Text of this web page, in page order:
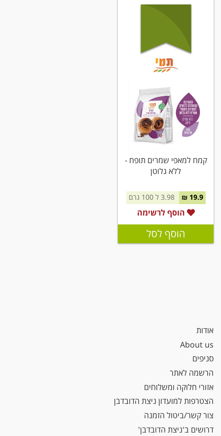
קמח למאפי שמרים תופח -
ללא גלוטן
19.9 ₪ 3.98 ל 100 גרם
הוסף לרשימה
הוסף לסל
אודות
About us
סניפים
הרשמה לאתר
אזורי חלוקה ומשלוחים
הצטרפות למועדון ניצת הדובדבן
צור קשר/ביטול הזמנה
דרושים ב'ניצת הדובדבן'